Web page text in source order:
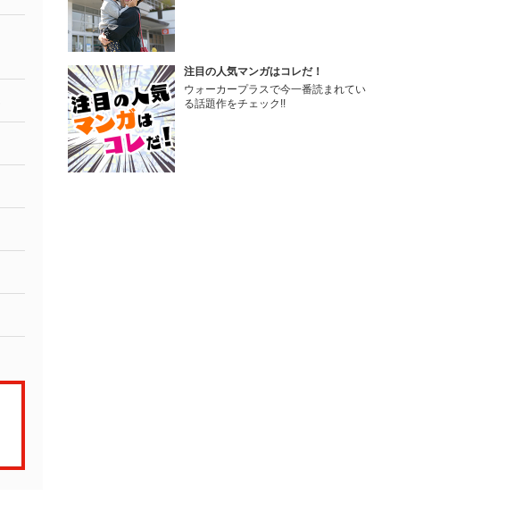
注目の人気マンガはコレだ！
ウォーカープラスで今一番読まれてい
る話題作をチェック!!